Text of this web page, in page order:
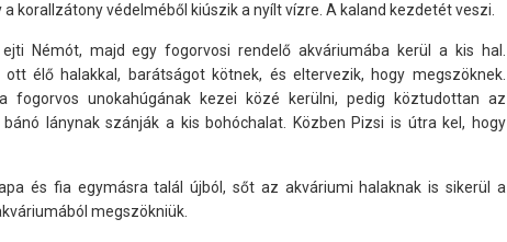
a korallzátony védelméből kiúszik a nyílt vízre. A kaland kezdetét veszi.
Némót, majd egy fogorvosi rendelő akváriumába kerül a kis hal.
ott élő halakkal, barátságot kötnek, és eltervezik, hogy megszöknek.
fogorvos unokahúgának kezei közé kerülni, pedig köztudottan az
lánynak szánják a kis bohóchalat. Közben Pizsi is útra kel, hogy
és fia egymásra talál újból, sőt az akváriumi halaknak is sikerül a
megszökniük.